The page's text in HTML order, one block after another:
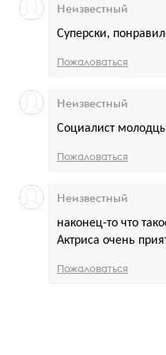
Суперски,
Неизвестный
Пожаловаться
Социалист
Неизвестный
Пожаловаться
наконец-то что
Актриса очень
Неизвестный
Пожаловаться